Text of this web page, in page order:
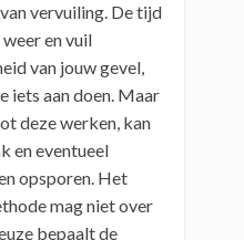
vervuiling. De tijd
en vuil
van jouw gevel,
iets aan doen. Maar
deze werken, kan
en eventueel
opsporen. Het
mag niet over
bepaalt de